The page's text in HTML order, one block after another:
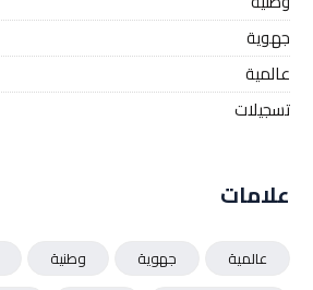
جهوية
عالمية
تسجيلات
علامات
عالمية جهوية وطنية